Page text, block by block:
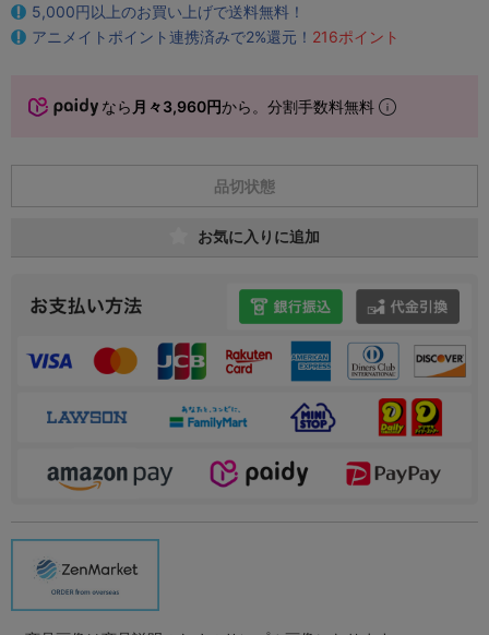
5,000円以上のお買い上げで送料無料！
アニメイトポイント連携済みで2%還元！ 216ポイント
なら 月々3,960円から。分割手数料無料
品切状態
お気に入りに追加